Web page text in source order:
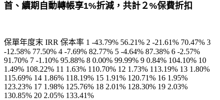
首、續期自動轉帳享1%折減，共計 ２%保費折扣
保單年度末 IRR 保本率 1 -43.79% 56.21% 2 -21.61% 70.47% 3
-12.58% 77.50% 4 -7.69% 82.77% 5 -4.64% 87.38% 6 -2.57%
91.70% 7 -1.10% 95.88% 8 0.00% 99.99% 9 0.84% 104.10% 10
1.49% 108.22% 11 1.63% 110.70% 12 1.73% 113.19% 13 1.80%
115.69% 14 1.86% 118.19% 15 1.91% 120.71% 16 1.95%
123.23% 17 1.98% 125.76% 18 2.01% 128.30% 19 2.03%
130.85% 20 2.05% 133.41%